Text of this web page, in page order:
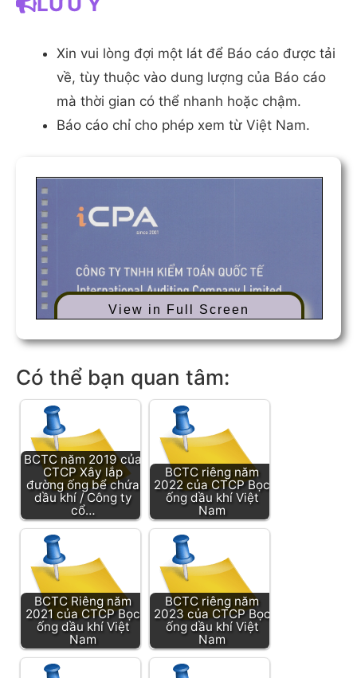
Xin vui lòng đợi một lát để Báo cáo được tải
về, tùy thuộc vào dung lượng của Báo cáo
mà thời gian có thể nhanh hoặc chậm.
Báo cáo chỉ cho phép xem từ Việt Nam.
View in Full Screen
Có thể bạn quan tâm:
BCTC năm 2019 của
CTCP Xây lắp
đường ống bể chứa
dầu khí / Công ty
cổ…
BCTC riêng năm
2022 của CTCP Bọc
ống dầu khí Việt
Nam
BCTC Riêng năm
2021 của CTCP Bọc
ống dầu khí Việt
Nam
BCTC riêng năm
2023 của CTCP Bọc
ống dầu khí Việt
Nam